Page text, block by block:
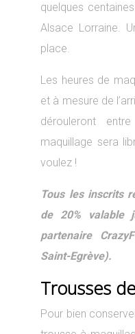
quelques
Alsace Lorraine.
place.
Les heures de
et à mesure de
dérouleront
maquillage sera
voulez !
Tous les inscrits
de 20% valable
partenaire
Saint-Egrève).
Trousses
Pour bien